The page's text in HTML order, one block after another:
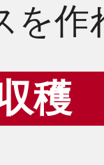
を
穫